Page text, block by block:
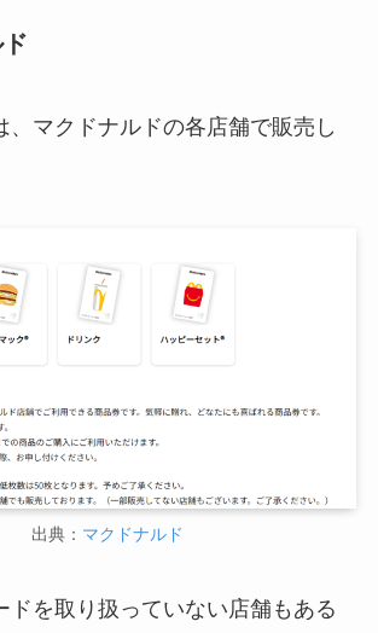
、マクドナルドの各店舗で販売し
出典： マクドナルド
ドを取り扱っていない店舗もある